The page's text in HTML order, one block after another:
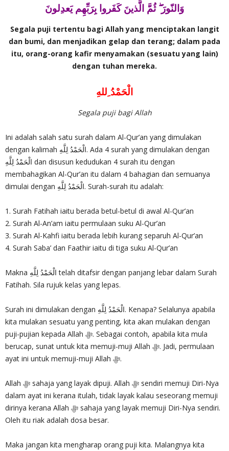
وَالنّورَ ۖ ثُمَّ الَّذينَ كَفَروا بِرَبِّهِم يَعدِلونَ
Segala puji tertentu bagi Allah yang menciptakan langit
dan bumi, dan menjadikan gelap dan terang; dalam pada
itu, orang-orang kafir menyamakan (sesuatu yang lain)
dengan tuhan mereka.
الْحَمْدُ ِللهِ
Segala puji bagi Allah
Ini adalah salah satu surah dalam Al-Qur’an yang dimulakan
dengan kalimah الْحَمْدُ لِلَّهِ. Ada 4 surah yang dimulakan dengan
الْحَمْدُ لِلَّهِ dan disusun kedudukan 4 surah itu dengan
membahagikan Al-Qur’an itu dalam 4 bahagian dan semuanya
dimulai dengan الْحَمْدُ لِلَّهِ. Surah-surah itu adalah:
1. Surah Fatihah iaitu berada betul-betul di awal Al-Qur’an
2. Surah Al-An’am iaitu permulaan suku Al-Qur’an
3. Surah Al-Kahfi iaitu berada lebih kurang separuh Al-Qur’an
4. Surah Saba’ dan Faathir iaitu di tiga suku Al-Qur’an
Makna الْحَمْدُ لِلَّهِ telah ditafsir dengan panjang lebar dalam Surah
Fatihah. Sila rujuk kelas yang lepas.
Surah ini dimulakan dengan الْحَمْدُ لِلَّهِ. Kenapa? Selalunya apabila
kita mulakan sesuatu yang penting, kita akan mulakan dengan
puji-pujian kepada Allah ‎ﷻ. Sebagai contoh, apabila kita mula
berucap, sunat untuk kita memuji-muji Allah ‎ﷻ. Jadi, permulaan
ayat ini untuk memuji-muji Allah ‎ﷻ.
Allah‎ ﷻ sahaja yang layak dipuji. Allah ‎ﷻ sendiri memuji Diri-Nya
dalam ayat ini kerana itulah, tidak layak kalau seseorang memuji
dirinya kerana Allah ‎ﷻ sahaja yang layak memuji Diri-Nya sendiri.
Oleh itu riak adalah dosa besar.
Maka jangan kita mengharap orang puji kita. Malangnya kita